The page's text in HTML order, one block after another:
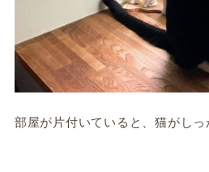
部屋が片付いていると、猫がしっ